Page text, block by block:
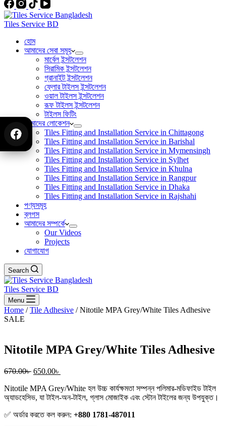
Tiles Service BD
হোম
আমাদের সেবা সমূহ
মার্বেল ইন্সটলেশন
সিরামিক ইন্সটলেশন
গ্রানাইট ইন্সটলেশন
ফ্লোর টাইলস ইন্সটলেশন
ওয়াল টাইলস ইন্সটলেশন
রূফ টাইলস ইন্সটলেশন
টাইলস ফিটিং
আমাদের লোকেশন
Tiles Fitting and Installation Service in Chittagong
Tiles Fitting and Installation Service in Barishal
Tiles Fitting and Installation Service in Mymensingh
Tiles Fitting and Installation Service in Sylhet
Tiles Fitting and Installation Service in Khulna
Tiles Fitting and Installation Service in Rangpur
Tiles Fitting and Installation Service in Dhaka
Tiles Fitting and Installation Service in Rajshahi
পণ্যসমূহ
ব্লগস
আমাদের সম্পর্কে
Our Videos
Projects
যোগাযোগ
Search
Tiles Service BD
Menu
Home /Tile Adhesive / Nitotile MPA Grey/White Tiles Adhesive
SALE
Nitotile MPA Grey/White Tiles Adhesive
670.00৳ Original
was:
670.00৳ .
650.00৳
is:
650.00৳ .
Nitotile MPA Grey/White হল উচ্চ কার্যক্ষমতা সম্পন্ন পলিমার-মডিফাইড টাইল
অ্যাডহেসিভ, যা টাইল-অন-টাইল, গ্লাস মোজাইক এবং স্টোন টাইলের জন্য উপযুক্ত।
✅ অর্ডার করতে কল করুন: +880 1781-487011